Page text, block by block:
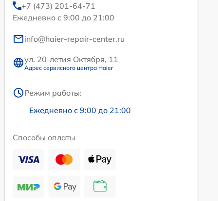
+7 (473) 201-64-71
Ежедневно с 9:00 до 21:00
info@haier-repair-center.ru
ул. 20-летия Октября, 11
Адрес сервисного центра Haier
Режим работы:
Ежедневно с 9:00 до 21:00
Способы оплаты